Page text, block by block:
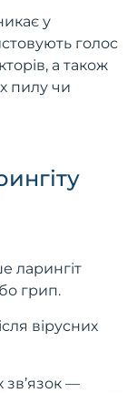
у
голос
а також
пилу чи
ларингіт
грип.
вірусних
—